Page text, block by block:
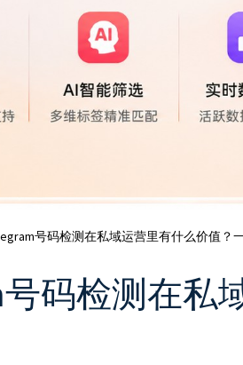
号码检测在私域运营里有什么价值？
号码检测在私